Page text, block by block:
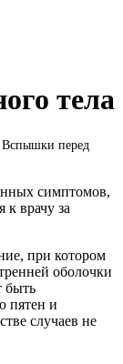
тела
Вспышки перед
симптомов,
к врачу за
при котором
оболочки
быть
пятен и
случаев не